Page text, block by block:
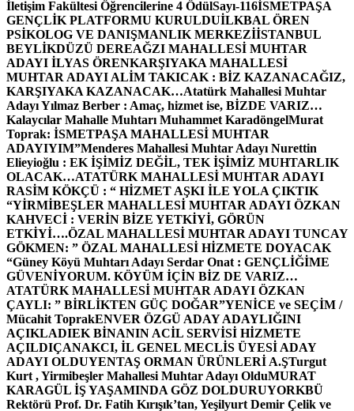
İletişim Fakültesi Öğrencilerine 4 ÖdülSayı-116İSMETPAŞA
GENÇLİK PLATFORMU KURULDUİLKBAL ÖREN
PSİKOLOG VE DANIŞMANLIK MERKEZİİSTANBUL
BEYLİKDÜZÜ DEREAĞZI MAHALLESİ MUHTAR
ADAYI İLYAS ÖRENKARŞIYAKA MAHALLESİ
MUHTAR ADAYI ALİM TAKICAK : BİZ KAZANACAĞIZ,
KARŞIYAKA KAZANACAK…Atatürk Mahallesi Muhtar
Adayı Yılmaz Berber : Amaç, hizmet ise, BİZDE VARIZ…
Kalaycılar Mahalle Muhtarı Muhammet KaradöngelMurat
Toprak: İSMETPAŞA MAHALLESİ MUHTAR
ADAYIYIM”Menderes Mahallesi Muhtar Adayı Nurettin
Elieyioğlu : EK İŞİMİZ DEĞİL, TEK İŞİMİZ MUHTARLIK
OLACAK…ATATÜRK MAHALLESİ MUHTAR ADAYI
RASİM KÖKÇÜ : “ HİZMET AŞKI İLE YOLA ÇIKTIK
“YİRMİBEŞLER MAHALLESİ MUHTAR ADAYI ÖZKAN
KAHVECİ : VERİN BİZE YETKİYİ, GÖRÜN
ETKİYİ….ÖZAL MAHALLESİ MUHTAR ADAYI TUNCAY
GÖKMEN: ” ÖZAL MAHALLESİ HİZMETE DOYACAK
“Güney Köyü Muhtarı Adayı Serdar Onat : GENÇLİĞİME
GÜVENİYORUM. KÖYÜM İÇİN BİZ DE VARIZ…
ATATÜRK MAHALLESİ MUHTAR ADAYI ÖZKAN
ÇAYLI: ” BİRLİKTEN GÜÇ DOĞAR”YENİCE ve SEÇİM /
Mücahit ToprakENVER ÖZGÜ ADAY ADAYLIĞINI
AÇIKLADIEK BİNANIN ACİL SERVİSİ HİZMETE
AÇILDIÇANAKCI, İL GENEL MECLİS ÜYESİ ADAY
ADAYI OLDUYENTAŞ ORMAN ÜRÜNLERİ A.ŞTurgut
Kurt , Yirmibeşler Mahallesi Muhtar Adayı OlduMURAT
KARAGÜL İŞ YAŞAMINDA GÖZ DOLDURUYORKBÜ
Rektörü Prof. Dr. Fatih Kırışık’tan, Yeşilyurt Demir Çelik ve